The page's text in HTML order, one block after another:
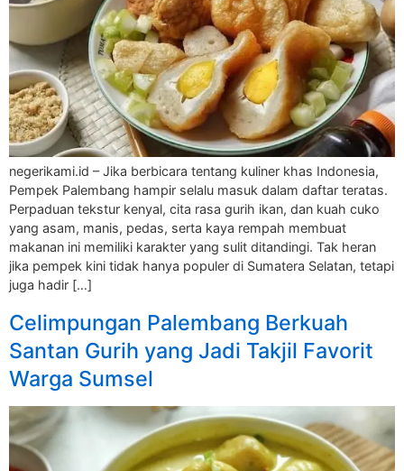
negerikami.id – Jika berbicara tentang kuliner khas Indonesia,
Pempek Palembang hampir selalu masuk dalam daftar teratas.
Perpaduan tekstur kenyal, cita rasa gurih ikan, dan kuah cuko
yang asam, manis, pedas, serta kaya rempah membuat
makanan ini memiliki karakter yang sulit ditandingi. Tak heran
jika pempek kini tidak hanya populer di Sumatera Selatan, tetapi
juga hadir […]
Celimpungan Palembang Berkuah
Santan Gurih yang Jadi Takjil Favorit
Warga Sumsel